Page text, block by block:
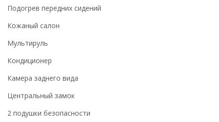
Подогрев передних сидений
Кожаный салон
Мультируль
Кондиционер
Камера заднего вида
Центральный замок
2 подушки безопасности